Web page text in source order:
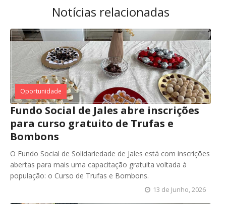
Notícias relacionadas
Oportunidade
Fundo Social de Jales abre inscrições
para curso gratuito de Trufas e
Bombons
O Fundo Social de Solidariedade de Jales está com inscrições
abertas para mais uma capacitação gratuita voltada à
população: o Curso de Trufas e Bombons.
13 de Junho, 2026